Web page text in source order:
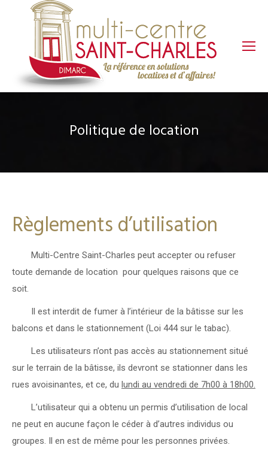
Politique de location
Règlements d’utilisation
 Multi-Centre Saint-Charles peut accepter ou refuser
toute demande de location pour quelques raisons que ce
soit.
 Il est interdit de fumer à l’intérieur de la bâtisse sur les
balcons et dans le stationnement (Loi 444 sur le tabac).
 Les utilisateurs n’ont pas accès au stationnement situé
sur le terrain de la bâtisse, ils devront se stationner dans les
rues avoisinantes, et ce, du lundi au vendredi de 7h00 à 18h00.
 L’utilisateur qui a obtenu un permis d’utilisation de local
ne peut en aucune façon le céder à d’autres individus ou
groupes. Il en est de même pour les personnes privées.